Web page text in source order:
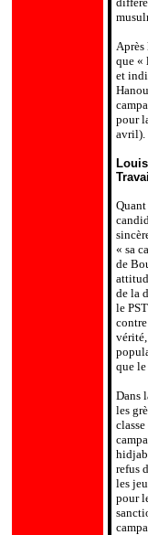
Après
que «
et
pour
avril).
« sa
de
de la
le
que le
Dans
les
hidjab
refus
les
pour